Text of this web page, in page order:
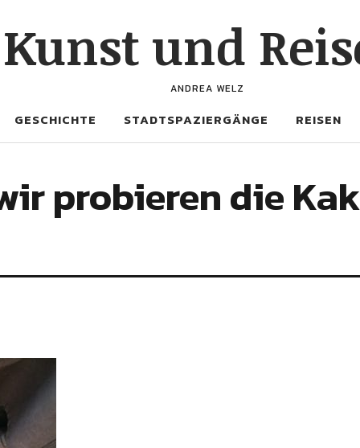
Kunst und
ANDREA WELZ
GESCHICHTE STADTSPAZIERGÄNGE REISEN
probieren die